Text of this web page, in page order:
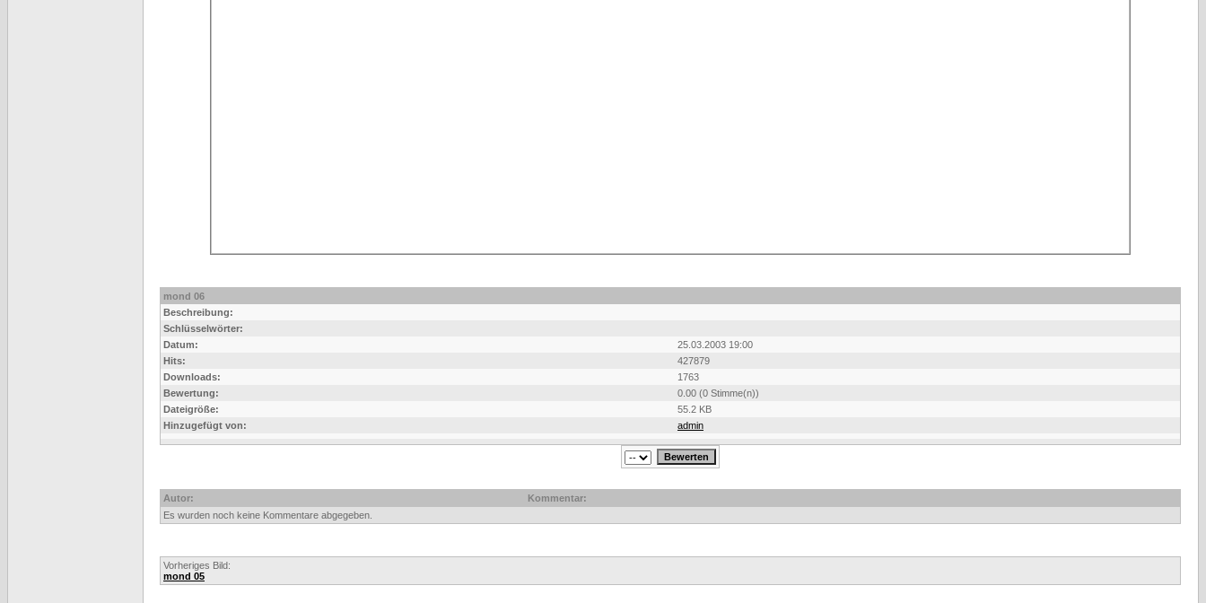
mond 06
Beschreibung:
Schlüsselwörter:
Datum:
25.03.2003 19:00
Hits:
427879
Downloads:
1763
Bewertung:
0.00 (0 Stimme(n))
Dateigröße:
55.2 KB
Hinzugefügt von:
admin
Autor:
Kommentar:
Es wurden noch keine Kommentare abgegeben.
Vorheriges Bild:
mond 05